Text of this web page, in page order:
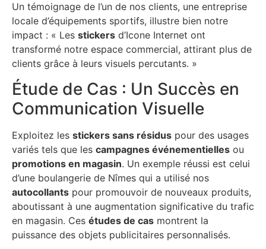
Un témoignage de l’un de nos clients, une entreprise
locale d’équipements sportifs, illustre bien notre
impact : « Les stickers d’Icone Internet ont
transformé notre espace commercial, attirant plus de
clients grâce à leurs visuels percutants. »
Étude de Cas : Un Succès en
Communication Visuelle
Exploitez les stickers sans résidus pour des usages
variés tels que les campagnes événementielles ou
promotions en magasin. Un exemple réussi est celui
d’une boulangerie de Nîmes qui a utilisé nos
autocollants pour promouvoir de nouveaux produits,
aboutissant à une augmentation significative du trafic
en magasin. Ces études de cas montrent la
puissance des objets publicitaires personnalisés.